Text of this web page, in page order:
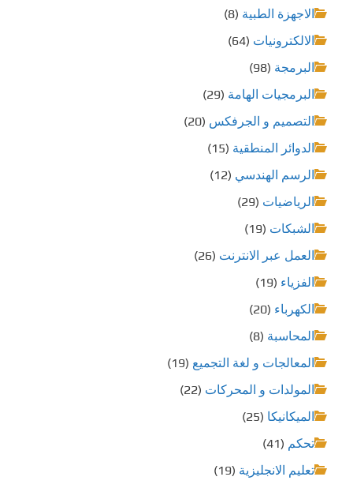
الاجهزة الطبية (8)
الالكترونيات (64)
البرمجة (98)
البرمجيات الهامة (29)
التصميم و الجرفكس (20)
الدوائر المنطقية (15)
الرسم الهندسي (12)
الرياضيات (29)
الشبكات (19)
العمل عبر الانترنت (26)
الفزياء (19)
الكهرباء (20)
المحاسبة (8)
المعالجات و لغة التجميع (19)
المولدات و المحركات (22)
الميكانيكا (25)
تحكم (41)
تعليم الانجليزية (19)